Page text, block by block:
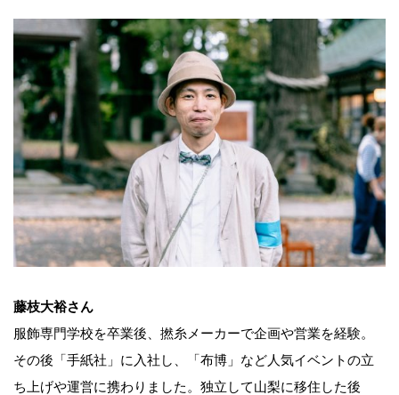
藤枝大裕さん
服飾専門学校を卒業後、撚糸メーカーで企画や営業を経験。
その後「手紙社」に入社し、「布博」など人気イベントの立
ち上げや運営に携わりました。独立して山梨に移住した後